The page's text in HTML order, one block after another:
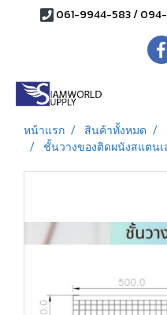
061-9944-583 /
หน้าแรก สินค้าทั้งหมด
ชั้นวางของติดผนังสแตน